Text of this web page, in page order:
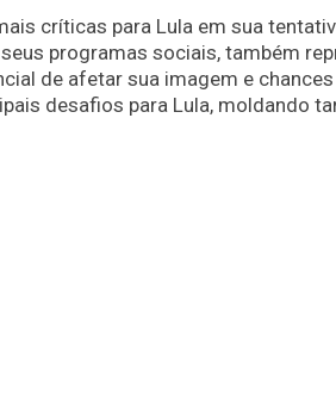
críticas para Lula em sua
programas sociais, também
de afetar sua imagem e
desafios para Lula, moldando